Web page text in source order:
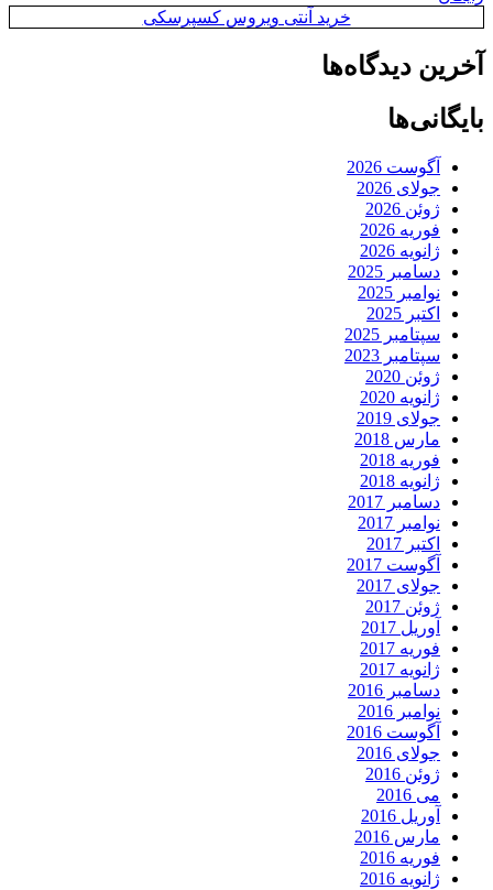
خرید آنتی ویروس کسپرسکی
آخرین دیدگاه‌ها
بایگانی‌ها
آگوست 2026
جولای 2026
ژوئن 2026
فوریه 2026
ژانویه 2026
دسامبر 2025
نوامبر 2025
اکتبر 2025
سپتامبر 2025
سپتامبر 2023
ژوئن 2020
ژانویه 2020
جولای 2019
مارس 2018
فوریه 2018
ژانویه 2018
دسامبر 2017
نوامبر 2017
اکتبر 2017
آگوست 2017
جولای 2017
ژوئن 2017
آوریل 2017
فوریه 2017
ژانویه 2017
دسامبر 2016
نوامبر 2016
آگوست 2016
جولای 2016
ژوئن 2016
می 2016
آوریل 2016
مارس 2016
فوریه 2016
ژانویه 2016